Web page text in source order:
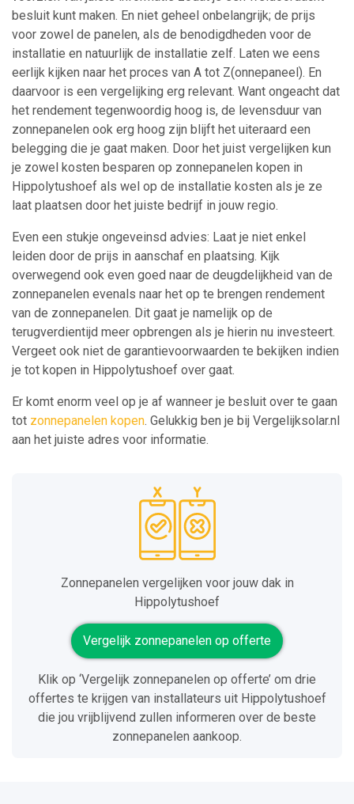
besluit kunt maken. En niet geheel onbelangrijk; de prijs
voor zowel de panelen, als de benodigdheden voor de
installatie en natuurlijk de installatie zelf. Laten we eens
eerlijk kijken naar het proces van A tot Z(onnepaneel). En
daarvoor is een vergelijking erg relevant. Want ongeacht dat
het rendement tegenwoordig hoog is, de levensduur van
zonnepanelen ook erg hoog zijn blijft het uiteraard een
belegging die je gaat maken. Door het juist vergelijken kun
je zowel kosten besparen op zonnepanelen kopen in
Hippolytushoef als wel op de installatie kosten als je ze
laat plaatsen door het juiste bedrijf in jouw regio.
Even een stukje ongeveinsd advies: Laat je niet enkel
leiden door de prijs in aanschaf en plaatsing. Kijk
overwegend ook even goed naar de deugdelijkheid van de
zonnepanelen evenals naar het op te brengen rendement
van de zonnepanelen. Dit gaat je namelijk op de
terugverdientijd meer opbrengen als je hierin nu investeert.
Vergeet ook niet de garantievoorwaarden te bekijken indien
je tot kopen in Hippolytushoef over gaat.
Er komt enorm veel op je af wanneer je besluit over te gaan
tot zonnepanelen kopen. Gelukkig ben je bij Vergelijksolar.nl
aan het juiste adres voor informatie.
Zonnepanelen vergelijken voor jouw dak in
Hippolytushoef
Vergelijk zonnepanelen op offerte
Klik op ‘Vergelijk zonnepanelen op offerte’ om drie
offertes te krijgen van installateurs uit Hippolytushoef
die jou vrijblijvend zullen informeren over de beste
zonnepanelen aankoop.